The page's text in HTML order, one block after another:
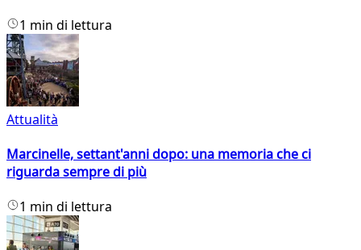
1 min di lettura
Attualità
Marcinelle, settant'anni dopo: una memoria che ci
riguarda sempre di più
1 min di lettura